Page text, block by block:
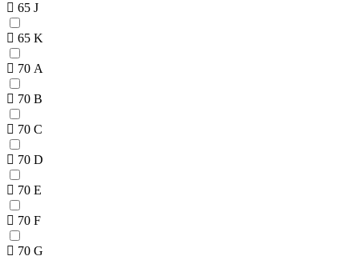
65 J
65 K
70 A
70 B
70 C
70 D
70 E
70 F
70 G